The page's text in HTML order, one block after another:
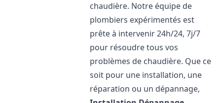
chaudière. Notre équipe de
plombiers expérimentés est
prête à intervenir 24h/24, 7j/7
pour résoudre tous vos
problèmes de chaudière. Que ce
soit pour une installation, une
réparation ou un dépannage,